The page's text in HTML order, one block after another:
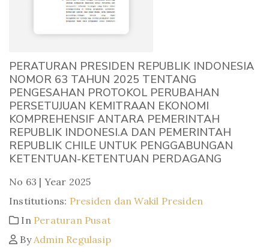
PERATURAN PRESIDEN REPUBLIK INDONESIA
NOMOR 63 TAHUN 2025 TENTANG
PENGESAHAN PROTOKOL PERUBAHAN
PERSETUJUAN KEMITRAAN EKONOMI
KOMPREHENSIF ANTARA PEMERINTAH
REPUBLIK INDONESI.A DAN PEMERINTAH
REPUBLIK CHILE UNTUK PENGGABUNGAN
KETENTUAN-KETENTUAN PERDAGANG
No 63 | Year 2025
Institutions: Presiden dan Wakil Presiden
In Peraturan Pusat
ByAdmin Regulasip